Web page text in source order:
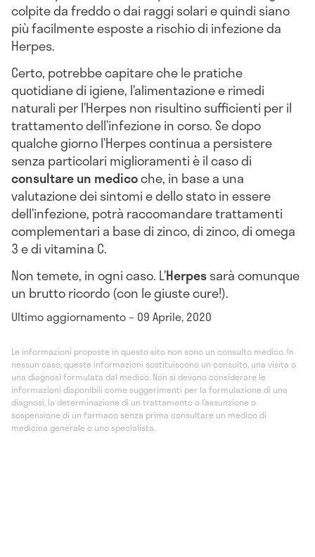
colpite da freddo o dai raggi solari e quindi siano
più facilmente esposte a rischio di infezione da
Herpes.
Certo, potrebbe capitare che le pratiche
quotidiane di igiene, l’alimentazione e rimedi
naturali per l’Herpes non risultino sufficienti per il
trattamento dell’infezione in corso. Se dopo
qualche giorno l’Herpes continua a persistere
senza particolari miglioramenti è il caso di
consultare un medicoche, in base a una
valutazione dei sintomi e dello stato in essere
dell’infezione, potrà raccomandare trattamenti
complementari a base di zinco, di zinco, di omega
3 e di vitamina C.
Non temete, in ogni caso. L’Herpessarà comunque
un brutto ricordo (con le giuste cure!).
Ultimo aggiornamento – 09 Aprile, 2020
Le informazioni proposte in questo sito non sono un consulto medico. In
nessun caso, queste informazioni sostituiscono un consulto, una visita o
una diagnosi formulata dal medico. Non si devono considerare le
informazioni disponibili come suggerimenti per la formulazione di una
diagnosi, la determinazione di un trattamento o l’assunzione o
sospensione di un farmaco senza prima consultare un medico di
medicina generale o uno specialista.